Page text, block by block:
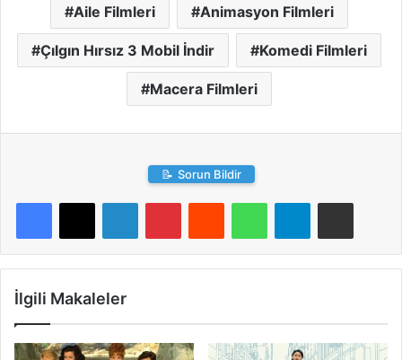
Aile Filmleri Animasyon Filmleri
Çılgın Hırsız 3 Mobil İndir Komedi Filmleri
Macera Filmleri
📝 Sorun Bildir
LinkedInPinterestReddit WhatsAppTelegramE-Posta ile paylaş
İlgili Makaleler